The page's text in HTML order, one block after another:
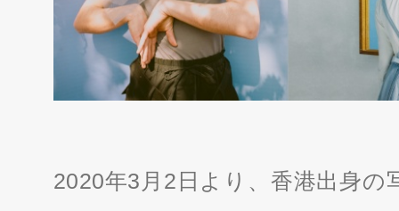
2020年3月2日より、香港出身の